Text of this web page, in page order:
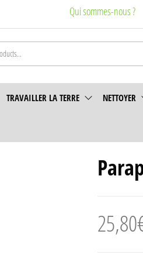
Qui sommes-nous ?
TRAVAILLER LA TERRE NETTOYER
25,80